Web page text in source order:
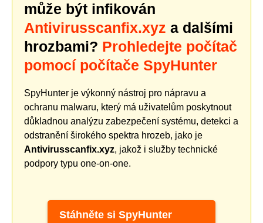
může být infikován
Antivirusscanfix.xyz a dalšími
hrozbami? Prohledejte počítač
pomocí počítače SpyHunter
SpyHunter je výkonný nástroj pro nápravu a
ochranu malwaru, který má uživatelům poskytnout
důkladnou analýzu zabezpečení systému, detekci a
odstranění širokého spektra hrozeb, jako je
Antivirusscanfix.xyz, jakož i služby technické
podpory typu one-on-one.
Stáhněte si SpyHunter